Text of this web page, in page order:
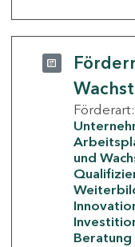
Förderart:
und
Beratung